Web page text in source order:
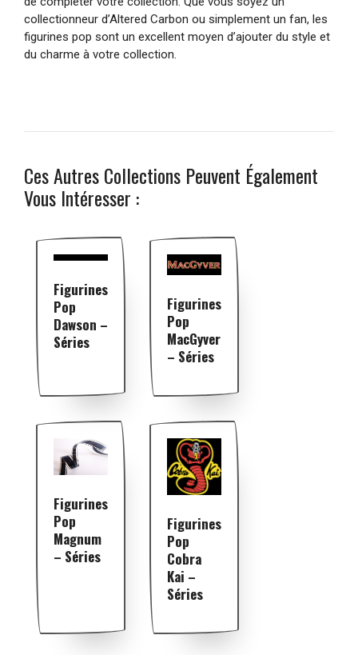
collectionneur d’Altered Carbon ou simplement un fan, les
figurines pop sont un excellent moyen d’ajouter du style et
du charme à votre collection.
Ces Autres Collections Peuvent Également
Vous Intéresser :
Figurines
Pop
Dawson –
Séries
Figurines
Pop
MacGyver
– Séries
Figurines
Pop
Magnum
– Séries
Figurines
Pop
Cobra
Kai –
Séries